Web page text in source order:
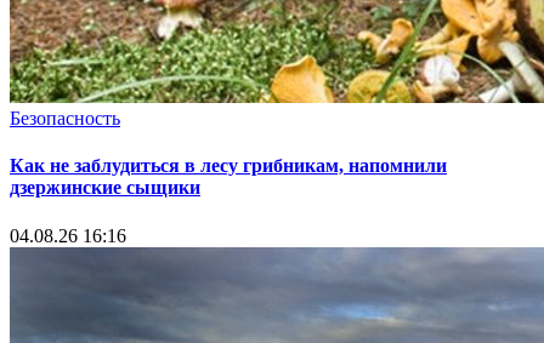
Безопасность
Как не заблудиться в лесу грибникам, напомнили
дзержинские сыщики
04.08.26 16:16